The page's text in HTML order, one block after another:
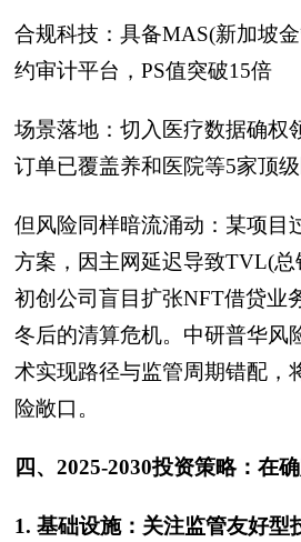
合规科技：具备MAS(新加坡
约审计平台，PS值突破15倍
场景落地：切入医疗数据确权
订单已覆盖养和医院等5家顶
但风险同样暗流涌动：某项目
方案，因主网延迟导致TVL(总
初创公司盲目扩张NFT借贷业
冬后的清算危机。中研普华风
术实现路径与监管周期错配，
险敞口。
四、2025-2030投资策略：在
1. 基础设施：关注监管友好型